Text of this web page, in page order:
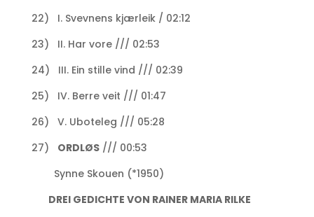
22) I. Svevnens kjærleik / 02:12
23) II. Har vore /// 02:53
24) III. Ein stille vind /// 02:39
25) IV. Berre veit /// 01:47
26) V. Uboteleg /// 05:28
27) ORDLØS/// 00:53
Synne Skouen (*1950)
DREI GEDICHTE VON RAINER MARIA RILKE